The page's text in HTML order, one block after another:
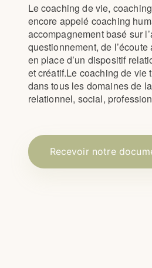
Le coaching de vie,
encore appelé coaching
accompagnement basé sur
questionnement, de
en place d’un dispositif
et créatif.Le coaching de vie
dans tous les domaines de
relationnel, social,
Recevoir notre